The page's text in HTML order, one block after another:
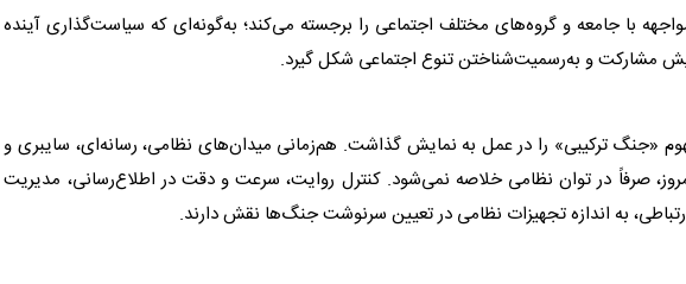
با جامعه و گروه‌های مختلف اجتماعی را برجسته می‌کند؛ به‌گونه‌ای که سیاست‌گذاری آینده
مشارکت و به‌رسمیت‌شناختن تنوع اجتماعی شکل گیرد.
«جنگ ترکیبی» را در عمل به نمایش گذاشت. هم‌زمانی میدان‌های نظامی، رسانه‌ای، سایبری و
صرفاً در توان نظامی خلاصه نمی‌شود. کنترل روایت، سرعت و دقت در اطلاع‌رسانی، مدیریت
به اندازه تجهیزات نظامی در تعیین سرنوشت جنگ‌ها نقش دارند.